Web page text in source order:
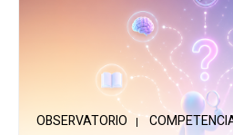
OBSERVATORIO